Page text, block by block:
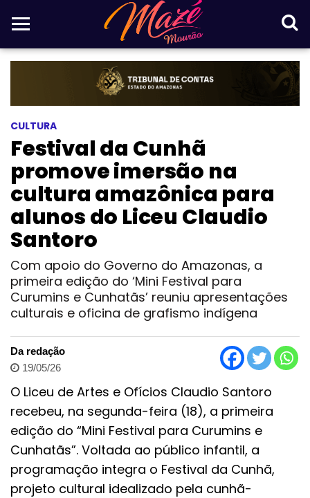
CULTURA
Festival da Cunhã
promove imersão na
cultura amazônica para
alunos do Liceu Claudio
Santoro
Com apoio do Governo do Amazonas, a
primeira edição do ‘Mini Festival para
Curumins e Cunhatãs’ reuniu apresentações
culturais e oficina de grafismo indígena
Da redação
19/05/26
O Liceu de Artes e Ofícios Claudio Santoro
recebeu, na segunda-feira (18), a primeira
edição do “Mini Festival para Curumins e
Cunhatãs”. Voltada ao público infantil, a
programação integra o Festival da Cunhã,
projeto cultural idealizado pela cunhã-